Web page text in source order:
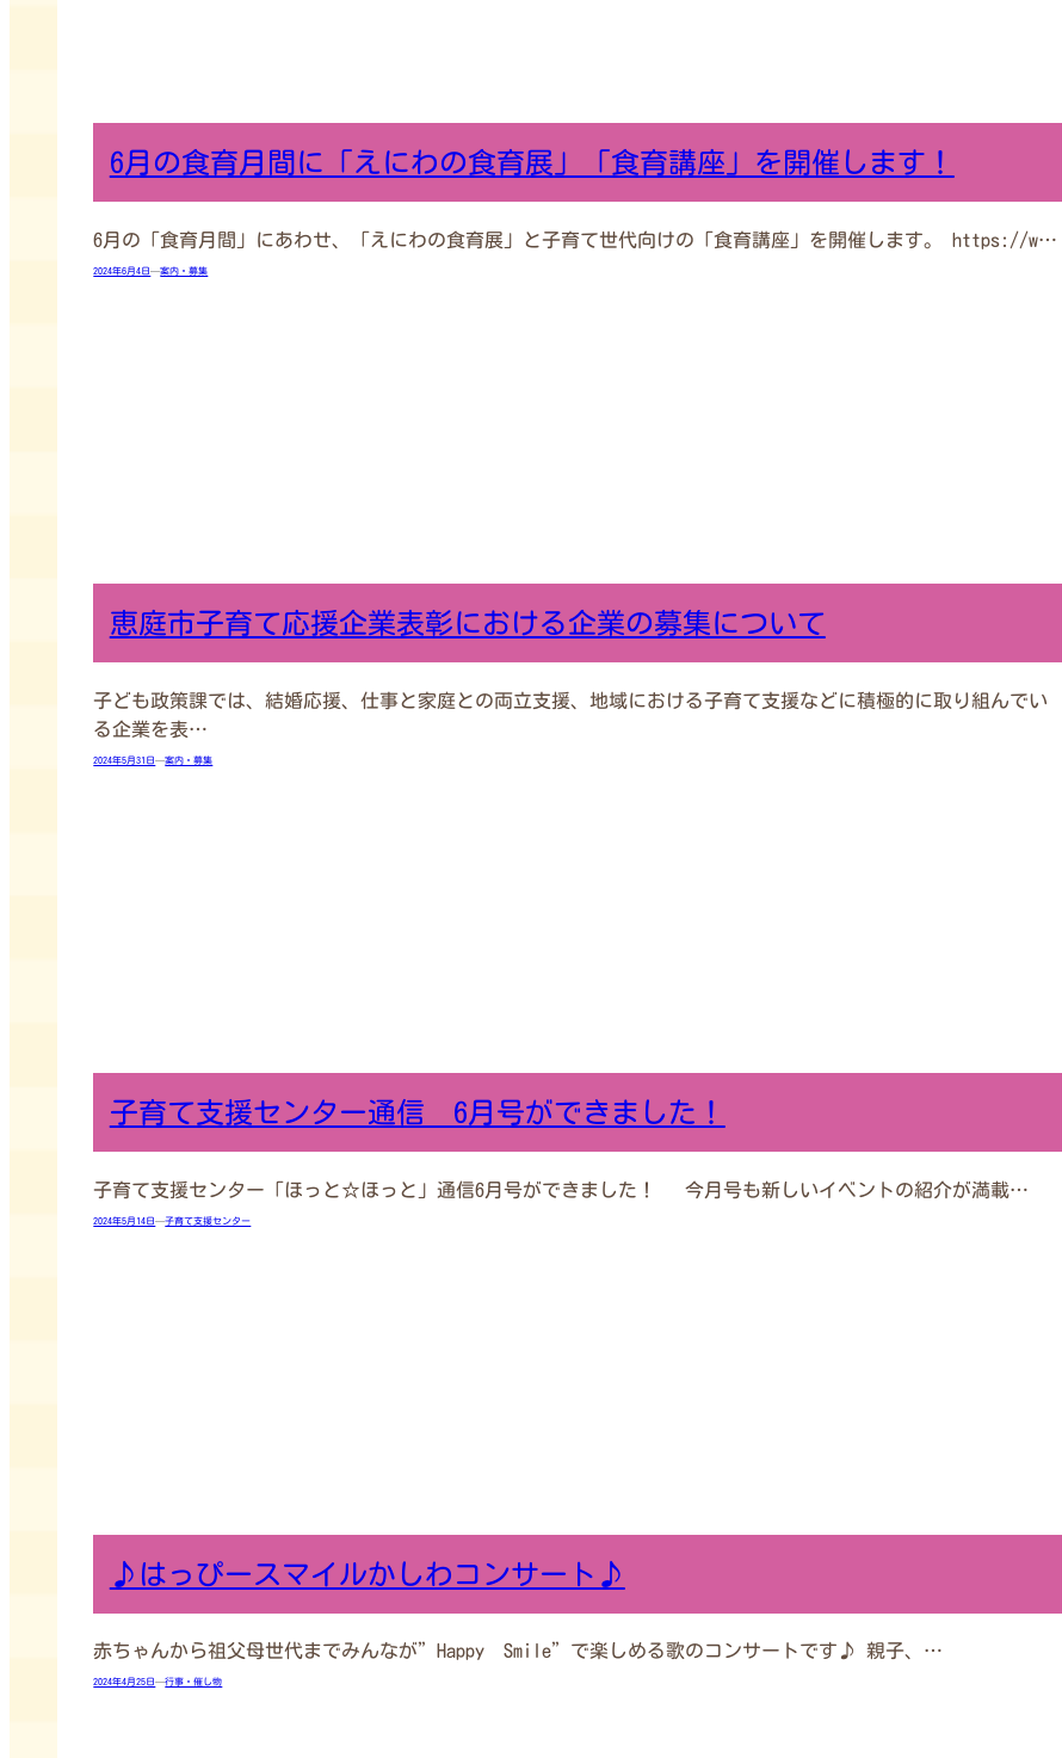
6月の食育月間に「えにわの食育展」「食育講座」を開催します！
6月の「食育月間」にあわせ、「えにわの食育展」と子育て世代向けの「食育講座」を開催します。 https://w…
2024年6月4日—案内・募集
恵庭市子育て応援企業表彰における企業の募集について
子ども政策課では、結婚応援、仕事と家庭との両立支援、地域における子育て支援などに積極的に取り組んでい
る企業を表…
2024年5月31日—案内・募集
子育て支援センター通信 6月号ができました！
子育て支援センター「ほっと☆ほっと」通信6月号ができました！ 今月号も新しいイベントの紹介が満載…
2024年5月14日—子育て支援センター
♪はっぴースマイルかしわコンサート♪
赤ちゃんから祖父母世代までみんなが”Happy Smile”で楽しめる歌のコンサートです♪ 親子、…
2024年4月25日—行事・催し物